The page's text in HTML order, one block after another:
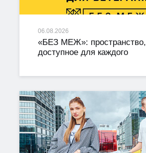
06.08.2026
«БЕЗ МЕЖ»: пространство,
доступное для каждого